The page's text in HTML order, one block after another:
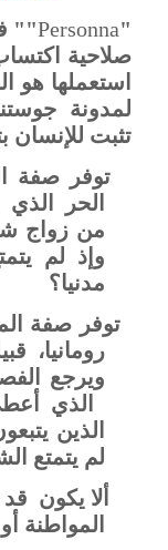
"
Personna
""
صلاحية
استعملها هو
لمدونة
تثبت للإنسان
توفر صفة
الحر
من زواج
وإذ لم
مدنيا؟
توفر صفة
رومانيا،
ويرجع
الذي
لم يتمتع
ألا يكون
المواطنة